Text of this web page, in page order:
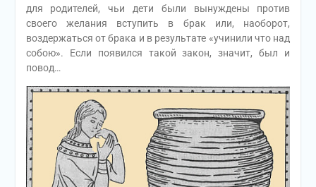
для родителей, чьи дети были вынуждены против
своего желания вступить в брак или, наоборот,
воздержаться от брака и в результате «учинили что над
собою». Если появился такой закон, значит, был и
повод…